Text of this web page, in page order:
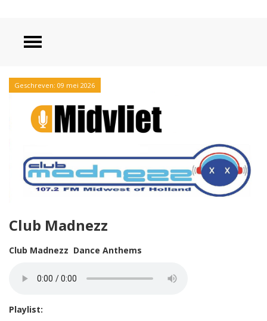
Geschreven: 09 mei 2026
Club Madnezz
Club Madnezz Dance Anthems
Playlist: